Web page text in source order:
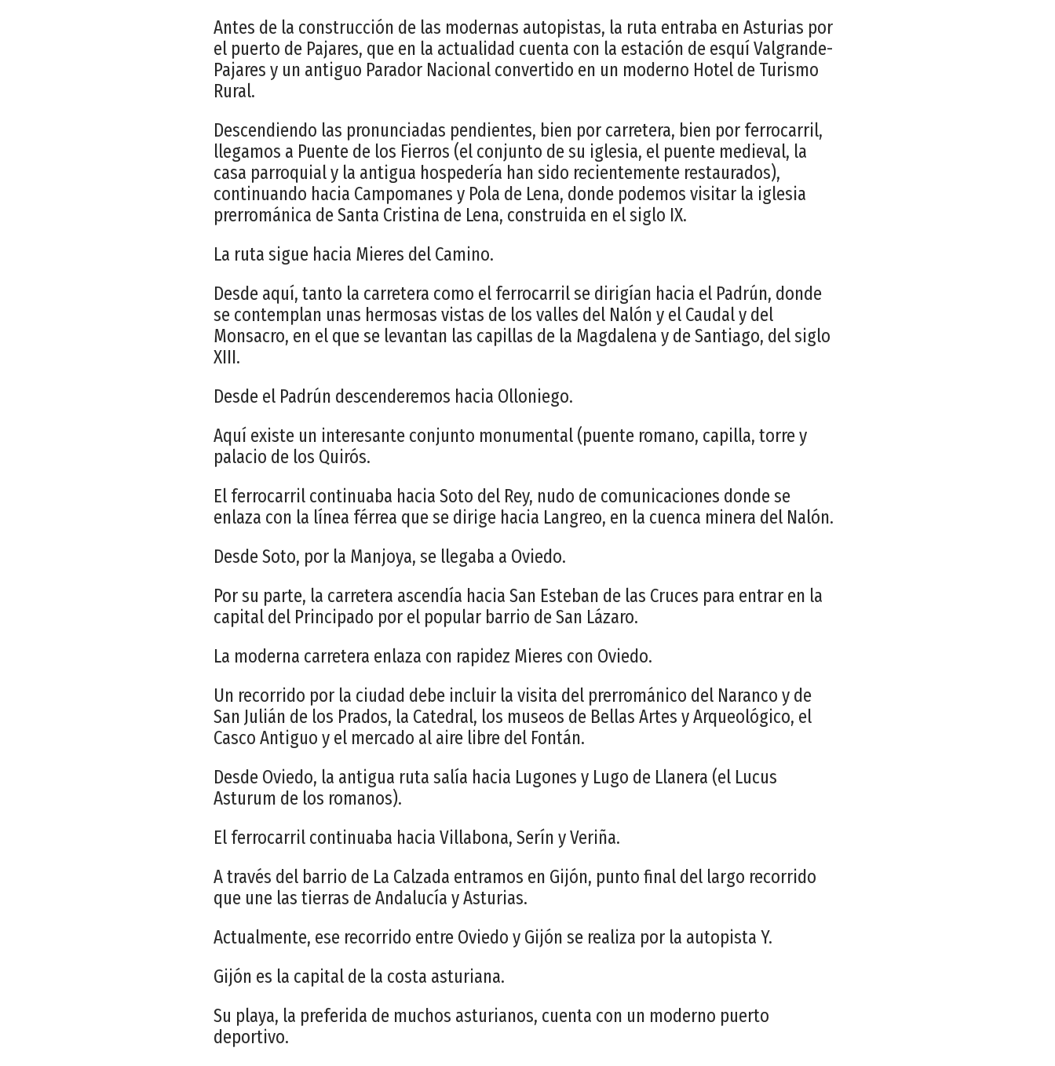
Antes de la construcción de las modernas autopistas, la ruta entraba en Asturias por
el puerto de Pajares, que en la actualidad cuenta con la estación de esquí Valgrande-
Pajares y un antiguo Parador Nacional convertido en un moderno Hotel de Turismo
Rural.
Descendiendo las pronunciadas pendientes, bien por carretera, bien por ferrocarril,
llegamos a Puente de los Fierros (el conjunto de su iglesia, el puente medieval, la
casa parroquial y la antigua hospedería han sido recientemente restaurados),
continuando hacia Campomanes y Pola de Lena, donde podemos visitar la iglesia
prerrománica de Santa Cristina de Lena, construida en el siglo IX.
La ruta sigue hacia Mieres del Camino.
Desde aquí, tanto la carretera como el ferrocarril se dirigían hacia el Padrún, donde
se contemplan unas hermosas vistas de los valles del Nalón y el Caudal y del
Monsacro, en el que se levantan las capillas de la Magdalena y de Santiago, del siglo
XIII.
Desde el Padrún descenderemos hacia Olloniego.
Aquí existe un interesante conjunto monumental (puente romano, capilla, torre y
palacio de los Quirós.
El ferrocarril continuaba hacia Soto del Rey, nudo de comunicaciones donde se
enlaza con la línea férrea que se dirige hacia Langreo, en la cuenca minera del Nalón.
Desde Soto, por la Manjoya, se llegaba a Oviedo.
Por su parte, la carretera ascendía hacia San Esteban de las Cruces para entrar en la
capital del Principado por el popular barrio de San Lázaro.
La moderna carretera enlaza con rapidez Mieres con Oviedo.
Un recorrido por la ciudad debe incluir la visita del prerrománico del Naranco y de
San Julián de los Prados, la Catedral, los museos de Bellas Artes y Arqueológico, el
Casco Antiguo y el mercado al aire libre del Fontán.
Desde Oviedo, la antigua ruta salía hacia Lugones y Lugo de Llanera (el Lucus
Asturum de los romanos).
El ferrocarril continuaba hacia Villabona, Serín y Veriña.
A través del barrio de La Calzada entramos en Gijón, punto final del largo recorrido
que une las tierras de Andalucía y Asturias.
Actualmente, ese recorrido entre Oviedo y Gijón se realiza por la autopista Y.
Gijón es la capital de la costa asturiana.
Su playa, la preferida de muchos asturianos, cuenta con un moderno puerto
deportivo.